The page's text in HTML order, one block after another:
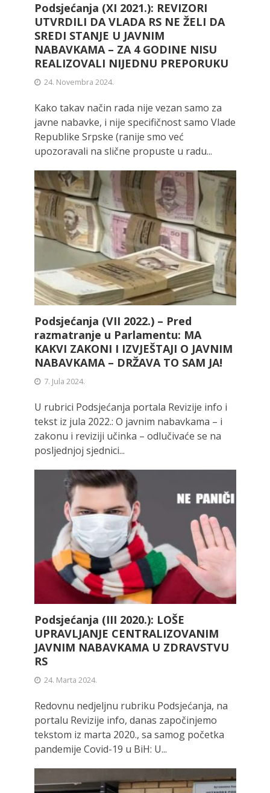
Podsjećanja (XI 2021.): REVIZORI
UTVRDILI DA VLADA RS NE ŽELI DA
SREDI STANJE U JAVNIM
NABAVKAMA – ZA 4 GODINE NISU
REALIZOVALI NIJEDNU PREPORUKU
24. Novembra 2024.
Kako takav način rada nije vezan samo za
javne nabavke, i nije specifičnost samo Vlade
Republike Srpske (ranije smo već
upozoravali na slične propuste u radu...
Podsjećanja (VII 2022.) – Pred
razmatranje u Parlamentu: MA
KAKVI ZAKONI I IZVJEŠTAJI O JAVNIM
NABAVKAMA – DRŽAVA TO SAM JA!
7. Jula 2024.
U rubrici Podsjećanja portala Revizije info i
tekst iz jula 2022.: O javnim nabavkama – i
zakonu i reviziji učinka – odlučivaće se na
posljednjoj sjednici...
Podsjećanja (III 2020.): LOŠE
UPRAVLJANJE CENTRALIZOVANIM
JAVNIM NABAVKAMA U ZDRAVSTVU
RS
24. Marta 2024.
Redovnu nedjeljnu rubriku Podsjećanja, na
portalu Revizije info, danas započinjemo
tekstom iz marta 2020., sa samog početka
pandemije Covid-19 u BiH: U...